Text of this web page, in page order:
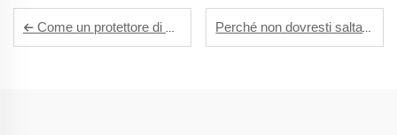
Come un protettore di materasso in Tencel può trasformare la tua esperienza di sonno Perché non dovresti saltare un protettore impermeabile per cuscini per la tua camera degli ospiti